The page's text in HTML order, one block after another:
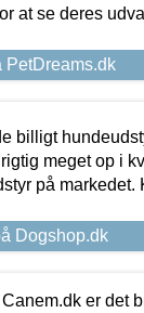
at se deres
PetDreams.dk
billigt
meget op i
på
Dogshop.dk
er det